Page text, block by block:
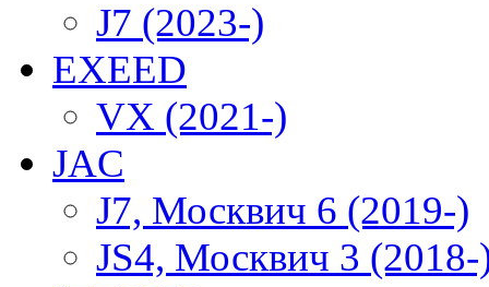
J7 (2023-)
EXEED
VX (2021-)
JAC
J7, Москвич 6 (2019-)
JS4, Москвич 3 (2018-